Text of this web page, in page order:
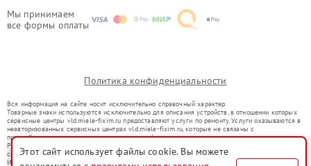
Мы принимаем
все формы оплаты
Политика конфиденциальности
Вся информация на сайте носит исключительно справочный характер.
Товарные знаки используются исключительно для описания устройств, в отношении которых
сервисные центры vld.miele-fixim.ru предоставляют услуги по ремонту. Услуги оказываются в
неавторизованных сервисных центрах vld.miele-fixim.ru, которые не связаны с
правообладателями товарных знаков или их официальными представителями.
Ремонт осуществляется для устройств, уже введенных в гражданский оборот в соответствии
со статьей 1487 ГК РФ.
Использование товарных знаков не преследует цели индивидуализации услуг или введения
Этот сайт использует файлы cookie. Вы можете